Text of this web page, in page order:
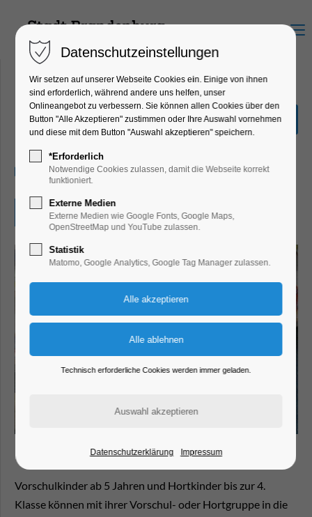
Menu
Sommerfest "Tiere"
Kinder, Jugend, Lesung, Mitmach-Aktion
17.07.2024, 10:00–11:00
Eintritt frei
Vorschulkinder ab 5 Jahren und Hortkinder bis zur 4.
Klasse können mit ihrer Vorschul- oder Hortgruppe in die
Datenschutzeinstellungen
Wir setzen auf unserer Webseite Cookies ein. Einige von ihnen
sind erforderlich, während andere uns helfen, unser
Onlineangebot zu verbessern. Sie können allen Cookies über den
Button "Alle Akzeptieren" zustimmen oder Ihre Auswahl vornehmen
und diese mit dem Button "Auswahl akzeptieren" speichern.
*Erforderlich
Notwendige Cookies zulassen, damit die Webseite korrekt
funktioniert.
Externe Medien
Externe Medien wie Google Fonts, Google Maps,
OpenStreetMap und YouTube zulassen.
Statistik
Matomo, Google Analytics, Google Tag Manager zulassen.
Technisch erforderliche Cookies werden immer geladen.
Datenschutzerklärung Impressum